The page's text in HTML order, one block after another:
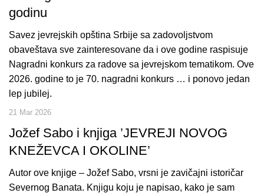
godinu
Savez jevrejskih opština Srbije sa zadovoljstvom
obaveštava sve zainteresovane da i ove godine raspisuje
Nagradni konkurs za radove sa jevrejskom tematikom. Ove
2026. godine to je 70. nagradni konkurs … i ponovo jedan
lep jubilej.
21 Mar 2026
Jožef Sabo i knjiga ’JEVREJI NOVOG
KNEŽEVCA I OKOLINE’
Autor ove knjige – Jožef Sabo, vrsni je zavičajni istoričar
Severnog Banata. Knjigu koju je napisao, kako je sam